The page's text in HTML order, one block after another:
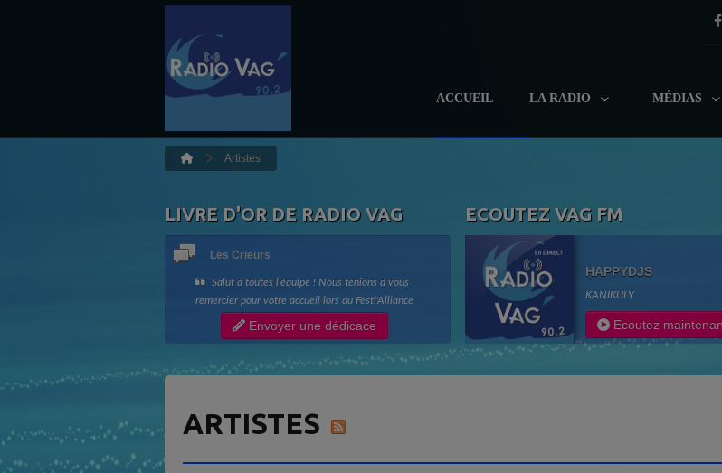
ACCUEIL LA RADIO MÉDIAS
Artistes
LIVRE D'OR DE RADIO VAG
Les Crieurs
Salut à toutes l'équipe ! Nous tenions à vous
remercier pour votre accueil lors du Festi'Alliance
ainsi que votre bonne humeur !! Longue vie à Radio
Vag !! Les Crieurs de Toit
Envoyer une dédicace
ECOUTEZ VAG FM
HAPPYDJS
KANIKULY
Ecoutez
ARTISTES